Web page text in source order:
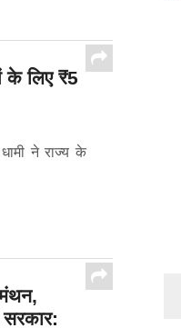
के लिए ₹5
ने राज्य के